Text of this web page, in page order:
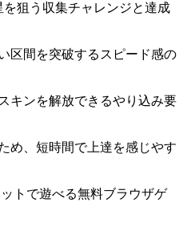
狙う収集チャレンジと達成
区間を突破するスピード感の
キンを解放できるやり込み要
め、短時間で上達を感じやす
トで遊べる無料ブラウザゲ